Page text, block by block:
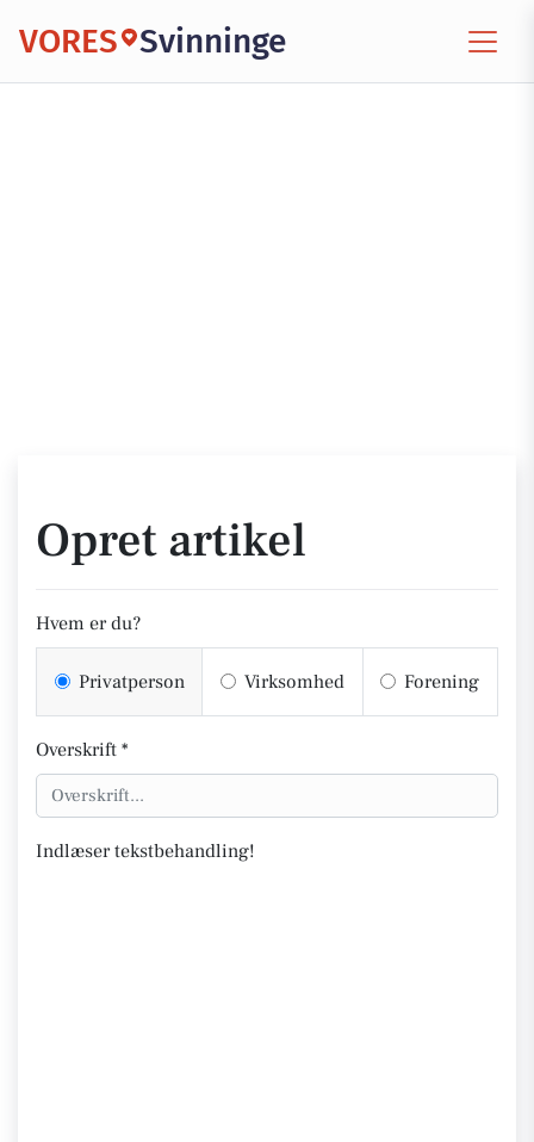
VORES Svinninge
Opret artikel
Hvem er du?
Privatperson Virksomhed Forening
Overskrift *
Indlæser tekstbehandling!